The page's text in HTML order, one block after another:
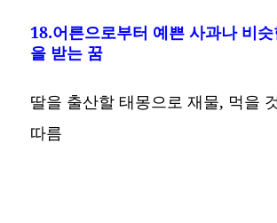
18.어른으로부터 예쁜 사과나 비
을 받는 꿈
딸을 출산할 태몽으로 재물, 먹을
따름